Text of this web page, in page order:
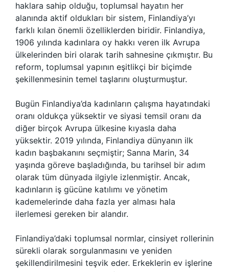
haklara sahip olduğu, toplumsal hayatın her
alanında aktif oldukları bir sistem, Finlandiya’yı
farklı kılan önemli özelliklerden biridir. Finlandiya,
1906 yılında kadınlara oy hakkı veren ilk Avrupa
ülkelerinden biri olarak tarih sahnesine çıkmıştır. Bu
reform, toplumsal yapının eşitlikçi bir biçimde
şekillenmesinin temel taşlarını oluşturmuştur.
Bugün Finlandiya’da kadınların çalışma hayatındaki
oranı oldukça yüksektir ve siyasi temsil oranı da
diğer birçok Avrupa ülkesine kıyasla daha
yüksektir. 2019 yılında, Finlandiya dünyanın ilk
kadın başbakanını seçmiştir; Sanna Marin, 34
yaşında göreve başladığında, bu tarihsel bir adım
olarak tüm dünyada ilgiyle izlenmiştir. Ancak,
kadınların iş gücüne katılımı ve yönetim
kademelerinde daha fazla yer alması hala
ilerlemesi gereken bir alandır.
Finlandiya’daki toplumsal normlar, cinsiyet rollerinin
sürekli olarak sorgulanmasını ve yeniden
şekillendirilmesini teşvik eder. Erkeklerin ev işlerine